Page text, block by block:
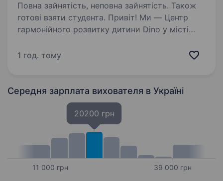
Повна зайнятість, неповна зайнятість. Також
готові взяти студента. Привіт! Ми — Центр
гармонійного розвитку дитини Dino у місті
команди Вихователя. Якщо ти любиш
1 год. тому
Середня зарплата вихователя в Україні
11 000 грн
20200 грн
39 000 грн